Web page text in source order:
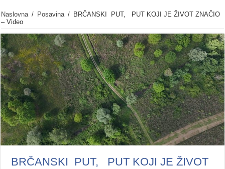
Naslovna / Posavina / BRČANSKI PUT, PUT KOJI JE ŽIVOT ZNAČIO
– Video
BRČANSKI PUT, PUT KOJI JE ŽIVOT